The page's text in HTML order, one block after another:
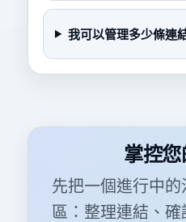
我可以管理多少條連
掌控
先把一個進行中
區：整理連結、